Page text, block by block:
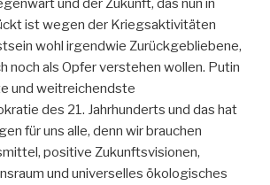
ist wegen der Kriegsaktivitäten
wohl irgendwie Zurückgebliebene,
noch als Opfer verstehen wollen. Putin
und weitreichendste
des 21. Jahrhunderts und das hat
für uns alle, denn wir brauchen
positive Zukunftsvisionen,
und universelles ökologisches